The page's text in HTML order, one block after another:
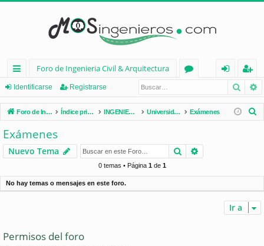
nl
ac
es
rá
pi
d
Foro de Ingenieria Civil & Arquitectura
os
nt
ifi
e
eg
ist
ra
Identificarse Registrarse
Foro de Ingenieria Civil & Arquitectura Índice principal INGENIERÍA CIVIL (España) Universidades de España Exámenes
r
Exámenes
Nuevo Tema Buscar
0 temas • Página 1de 1
No hay temas o mensajes en este foro.
Ir a
Permisos del foro